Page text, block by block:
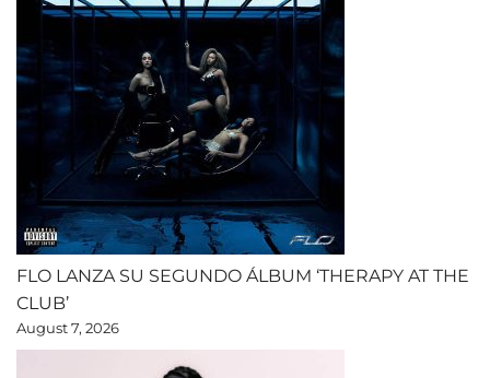
FLO LANZA SU SEGUNDO ÁLBUM ‘THERAPY AT THE
CLUB’
August 7, 2026